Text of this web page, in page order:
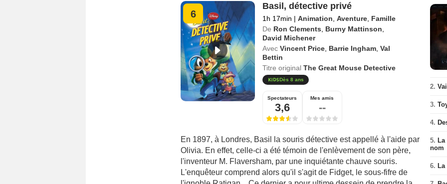
6
Basil, détective privé
1h 17min | Animation Aventure, Famille
De Ron Clements Burny Mattinson
David Michener
Avec Vincent Price, Barrie Ingham, Val
Bettin
Titre original The Great Mouse Detective
Dès 8 ans
Spectateurs
3,6
Mes amis
--
En 1897, à Londres, Basil la souris détective est appellé à l'aide par
Olivia. En effet, celle-ci a été témoin de l'enlèvement de son père,
l'inventeur M. Flaversham, par une inquiétante chauve souris.
L'enquêteur comprend alors qu'il s'agit de Fidget, le sous-fifre de
2.
3.
4.
5.
nom
6.